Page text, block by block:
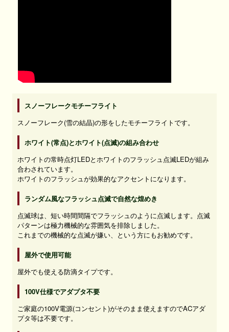
スノーフレークモチーフライト
スノーフレーク(雪の結晶)の形をしたモチーフライトです。
ホワイト(常点)とホワイト(点滅)の組み合わせ
ホワイトの常時点灯LEDとホワイトのフラッシュ点滅LEDが組み
合わされています。
ホワイトのフラッシュが効果的なアクセントになります。
ランダム風なフラッシュ点滅で自然な煌めき
点滅球は、短い時間間隔でフラッシュのように点滅します。点滅
パターンは極力機械的な雰囲気を排除しました。
これまでの機械的な点滅が嫌い、という方にもお勧めです。
屋外で使用可能
屋外でも使える防滴タイプです。
100V仕様でアダプタ不要
ご家庭の100V電源(コンセント)がそのまま使えますのでACアダ
プタ等は不要です。